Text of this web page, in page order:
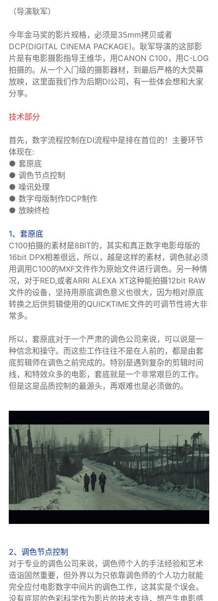
（导演耿军）
今年金马奖的影片规格，必须是35mm拷贝或者
DCP(DIGITAL CINEMA PACKAGE)。耿军导演的这部影
片是有电影摄影指导王维华，用CANON C100，用C-LOG
拍摄的。从一个入门级的摄影器材，到最后严格的大荧幕
放映，这里面我们作为后期DI公司，有一些体会想和大家
分享。
技术部分
首先，数字流程控制在DI流程中是排在首位的！主要环节
体现在:
● 套原底
● 调色节点控制
● 噪讯处理
● 数字母版制作DCP制作
● 放映终检
1、套原底
C100拍摄的素材是8BIT的，其实和真正数字电影母版的
16bit DPX相差很远，所以，越是这样的素材，调色就必须
用调用C100的MXF文件作为原始文件进行调色。另一种情
况，对于RED,或者ARRI ALEXA XT这种能拍摄12bit RAW
文件的设备，坚持用原底调色意义也很大，因为相对原底
转换之后供剪辑使用的QUICKTIME文件的可调节性将大非
常多。
所以，套原底对于一个严肃的调色公司来说，可以说是一
种信念和操守。而这些工作往往不是在人前的，都是由套
底剪辑师在调色之前完成的。特别是遇到复杂的剪辑时间
线，和特效众多的电影，套底就是一个非常艰巨的工作。
但是这是品质控制的最源头，再艰难也是必须做的。
2、调色节点控制
对于专业的调色公司来说，调色师个人的手法经验和艺术
造诣固然重要，但外界以为只依靠调色师的个人功力就能
完全应付电影数字中间片的调色工作，这其实是个误会。
没有底层的色彩科学作为影片的技术支持，想产生电影感